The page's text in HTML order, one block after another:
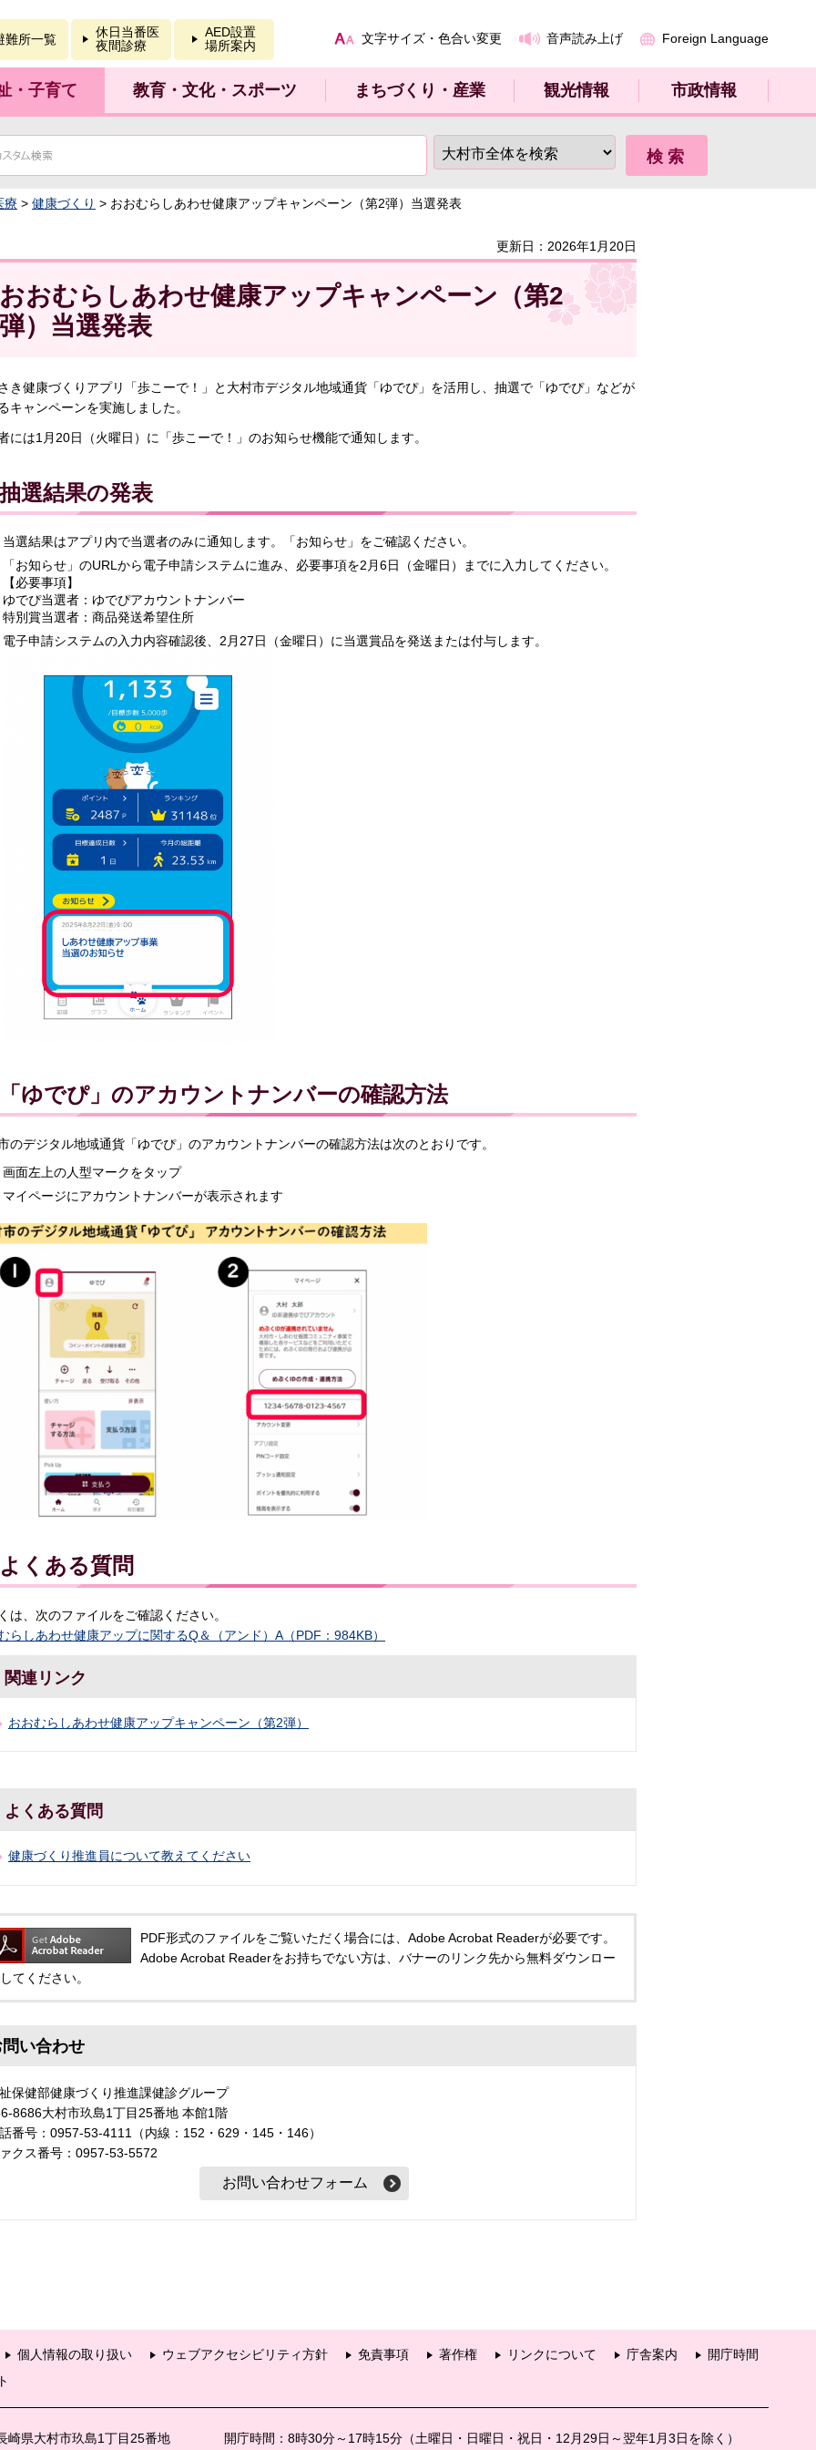
難所一覧
休日当番医
夜間診療
AED設置
場所案内
文字サイズ・色合い変更 音声読み上げ Foreign Language
・子育て 教育・文化・スポーツ まちづくり・産業 観光情報 市政情報
療 > 健康づくり > おおむらしあわせ健康アップキャンペーン（第2弾）当選発表
更新日：2026年1月20日
おおむらしあわせ健康アップキャンペーン（第2
弾）当選発表
き健康づくりアプリ「歩こーで！」と大村市デジタル地域通貨「ゆでぴ」を活用し、抽選で「ゆでぴ」などが
キャンペーンを実施しました。
には1月20日（火曜日）に「歩こーで！」のお知らせ機能で通知します。
抽選結果の発表
当選結果はアプリ内で当選者のみに通知します。「お知らせ」をご確認ください。
「お知らせ」のURLから電子申請システムに進み、必要事項を2月6日（金曜日）までに入力してください。
【必要事項】
ゆでぴ当選者：ゆでぴアカウントナンバー
特別賞当選者：商品発送希望住所
電子申請システムの入力内容確認後、2月27日（金曜日）に当選賞品を発送または付与します。
「ゆでぴ」のアカウントナンバーの確認方法
のデジタル地域通貨「ゆでぴ」のアカウントナンバーの確認方法は次のとおりです。
画面左上の人型マークをタップ
マイページにアカウントナンバーが表示されます
よくある質問
は、次のファイルをご確認ください。
らしあわせ健康アップに関するQ＆（アンド）A（PDF：984KB）
関連リンク
おおむらしあわせ健康アップキャンペーン（第2弾）
よくある質問
健康づくり推進員について教えてください
PDF形式のファイルをご覧いただく場合には、Adobe Acrobat Readerが必要です。
Adobe Acrobat Readerをお持ちでない方は、バナーのリンク先から無料ダウンロー
てください。
い合わせ
保健部健康づくり推進課健診グループ
8686大村市玖島1丁目25番地 本館1階
番号：0957-53-4111（内線：152・629・145・146）
クス番号：0957-53-5572
個人情報の取り扱い ウェブアクセシビリティ方針 免責事項 著作権 リンクについて 庁舎案内
開庁時間
県大村市玖島1丁目25番地 開庁時間：8時30分～17時15分（土曜日・日曜日・祝日・12月29日～翌年1月3日を除く）